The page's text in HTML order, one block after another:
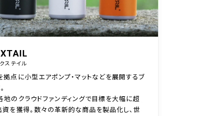
ステイル
拠点に小型エアポンプ・マットなどを展開するブ
地のクラウドファンディングで目標を大幅に超
資を獲得。数々の革新的な商品を製品化し、世